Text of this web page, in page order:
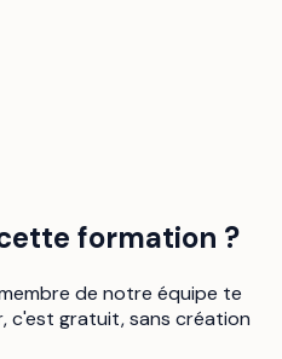
formation ?
de notre équipe te
c'est gratuit, sans création